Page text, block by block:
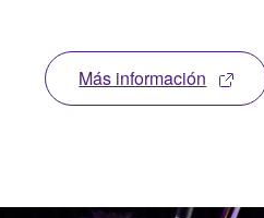
Más información